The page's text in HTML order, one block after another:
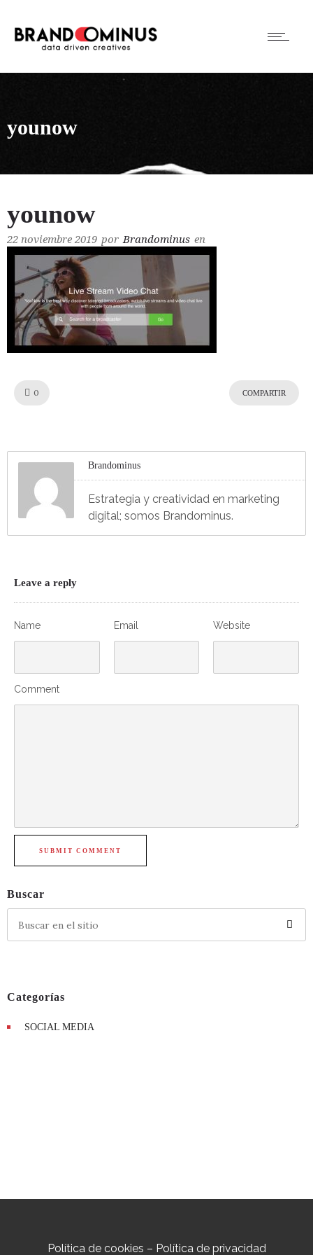
younow
younow
22 noviembre 2019 por Brandominus en
0 COMPARTIR
Brandominus
Estrategia y creatividad en marketing
digital; somos Brandominus.
Leave a reply
Name Email Website
Comment
SUBMIT COMMENT
Buscar
Categorías
SOCIAL MEDIA
Política de cookies – Política de privacidad